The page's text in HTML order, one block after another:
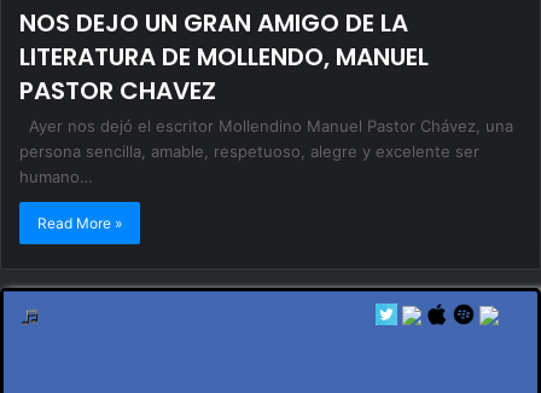
NOS DEJO UN GRAN AMIGO DE LA
LITERATURA DE MOLLENDO, MANUEL
PASTOR CHAVEZ
Ayer nos dejó el escritor Mollendino Manuel Pastor Chávez, una
persona sencilla, amable, respetuoso, alegre y excelente ser
humano…
Read More »